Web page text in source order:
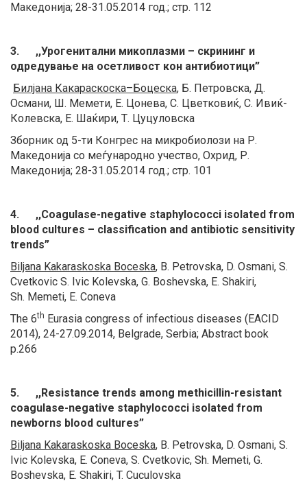
Македонија; 28-31.05.2014 год.; стр. 112
3. ,,Урогенитални микоплазми – скрининг и
одредување на осетливост кон антибиотици”
Билјана Какараскоска–Боцеска, Б. Петровска, Д.
Османи, Ш. Мемети, Е. Цонева, С. Цветковиќ, С. Ивиќ-
Колевска, Е. Шаќири, Т. Цуцуловска
Зборник од 5-ти Конгрес на микробиолози на Р.
Македонија со меѓународно учество, Охрид, Р.
Македонија; 28-31.05.2014 год.; стр. 101
4. ,,Coagulase-negative staphylococci isolated from
blood cultures – classification and antibiotic sensitivity
trends”
Biljana Kakaraskoska Boceska, B. Petrovska, D. Osmani, S.
Cvetkovic S. Ivic Kolevska, G. Boshevska, E. Shakiri,
Sh. Memeti, E. Coneva
The 6th Eurasia congress of infectious diseases (EACID
2014), 24-27.09.2014, Belgrade, Serbia; Abstract book
p.266
5. ,,Resistance trends among methicillin-resistant
coagulase-negative staphylococci isolated from
newborns blood cultures”
Biljana Kakaraskoska Boceska, B. Petrovska, D. Osmani, S.
Ivic Kolevska, E. Coneva, S. Cvetkovic, Sh. Memeti, G.
Boshevska, E. Shakiri, T. Cuculovska